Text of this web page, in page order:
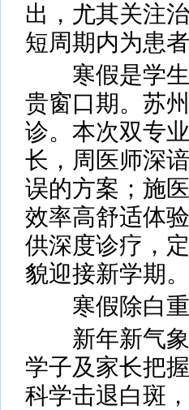
出，尤其关注
短周期内为患
寒假是学生
贵窗口期。苏
诊。本次双专
长，周医师深
误的方案；施
效率高舒适体
供深度诊疗，
貌迎接新学期。
寒假除白重
新年新气象
学子及家长把
科学击退白斑